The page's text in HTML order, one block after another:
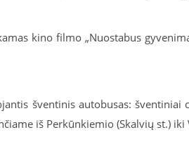
kino filmo „Nuostabus
šventinis autobusas: šventiniai
iš Perkūnkiemio (Skalvių st.)